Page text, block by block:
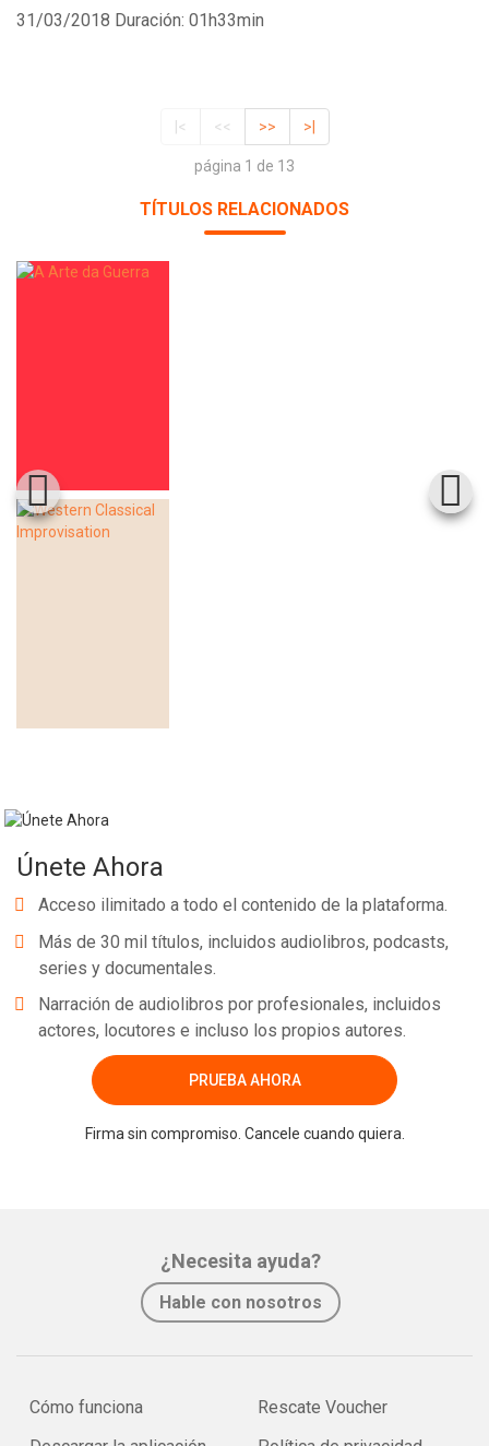
31/03/2018 Duración: 01h33min
|< << >> >|
página 1 de 13
TÍTULOS RELACIONADOS
Únete Ahora
Acceso ilimitado a todo el contenido de la plataforma.
Más de 30 mil títulos, incluidos audiolibros, podcasts,
series y documentales.
Narración de audiolibros por profesionales, incluidos
actores, locutores e incluso los propios autores.
PRUEBA AHORA
Firma sin compromiso. Cancele cuando quiera.
¿Necesita ayuda?
Hable con nosotros
Cómo funciona
Rescate Voucher